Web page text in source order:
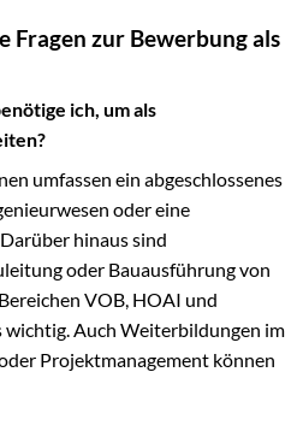
Fragen zur Bewerbung als
ich, um als
umfassen ein abgeschlossenes
oder eine
hinaus sind
oder Bauausführung von
VOB, HOAI und
wichtig. Auch Weiterbildungen im
Projektmanagement können